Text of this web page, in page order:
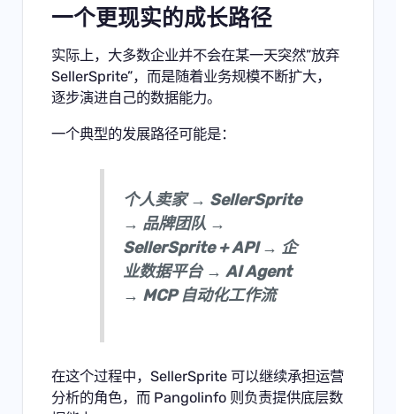
一个更现实的成长路径
实际上，大多数企业并不会在某一天突然”放弃
SellerSprite”，而是随着业务规模不断扩大，
逐步演进自己的数据能力。
一个典型的发展路径可能是：
个人卖家 → SellerSprite
→ 品牌团队 →
SellerSprite + API → 企
业数据平台 → AI Agent
→ MCP 自动化工作流
在这个过程中，SellerSprite 可以继续承担运营
分析的角色，而 Pangolinfo 则负责提供底层数